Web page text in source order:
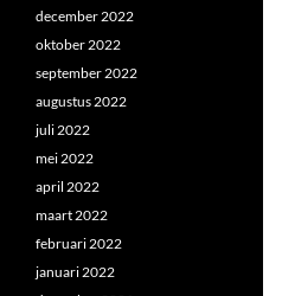
december 2022
oktober 2022
september 2022
augustus 2022
juli 2022
mei 2022
april 2022
maart 2022
februari 2022
januari 2022